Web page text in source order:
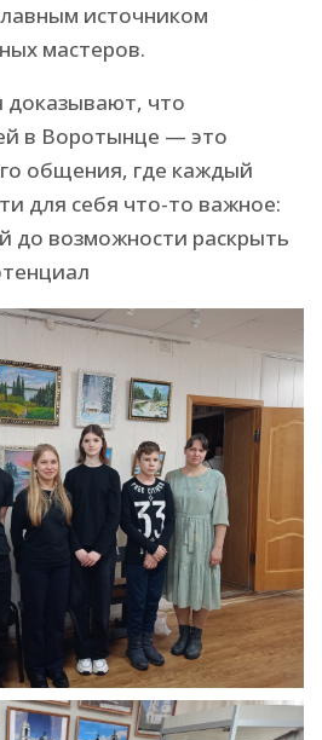
источником
мастеров.
доказывают, что
в Воротынце — это
общения, где каждый
для себя что-то важное:
до возможности раскрыть